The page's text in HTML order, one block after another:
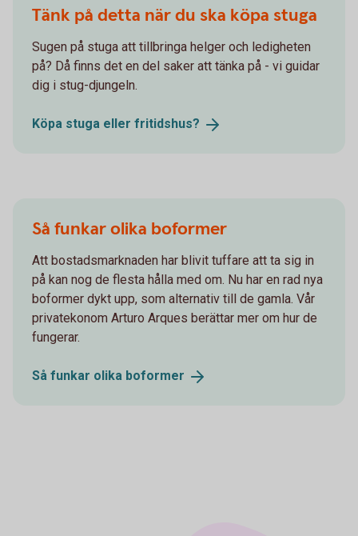
Tänk på detta när du ska köpa stuga
Sugen på stuga att tillbringa helger och ledigheten
på? Då finns det en del saker att tänka på - vi guidar
dig i stug-djungeln.
Köpa stuga eller fritidshus?
Så funkar olika boformer
Att bostadsmarknaden har blivit tuffare att ta sig in
på kan nog de flesta hålla med om. Nu har en rad nya
boformer dykt upp, som alternativ till de gamla. Vår
privatekonom Arturo Arques berättar mer om hur de
fungerar.
Så funkar olika boformer